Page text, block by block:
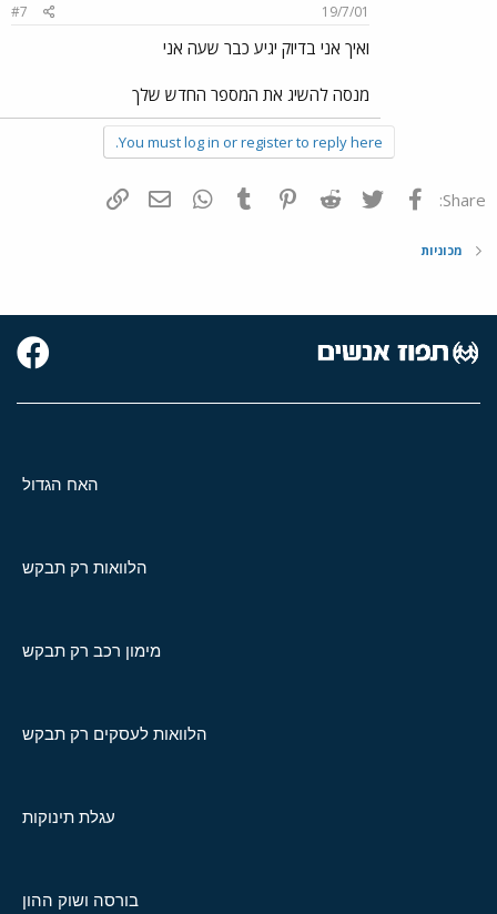
19/7/01
#7
ואיך אני בדיוק יגיע כבר שעה אני
מנסה להשיג את המספר החדש שלך
You must log in or register to reply here.
Share: פייסבוק Twitter
Reddit
Pinterest
Tumblr
WhatsAppדואר אלקטרוני
מכוניות
האח הגדול
הלוואות רק תבקש
מימון רכב רק תבקש
הלוואות לעסקים רק תבקש
עגלת תינוקות
בורסה ושוק ההון